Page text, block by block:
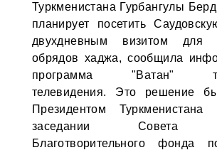
Туркменистана Гурбангулы
планирует посетить
двухдневным визитом для
обрядов хаджа, сообщила
программа "Ватан"
телевидения. Это решение
Президентом Туркменистана
заседании Совета
Благотворительного фонда